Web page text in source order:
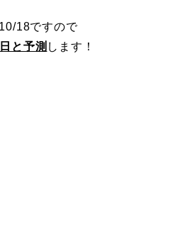
18ですので
と予測 します！